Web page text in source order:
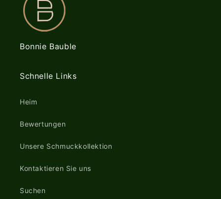
Bonnie Bauble
Schnelle Links
Heim
Bewertungen
Unsere Schmuckkollektion
Kontaktieren Sie uns
Suchen